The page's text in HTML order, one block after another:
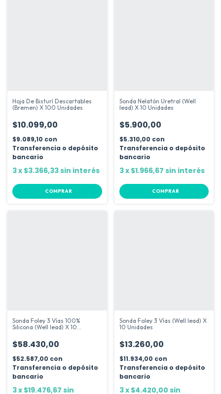
Hoja De Bisturí Descartables
(Bremen) X 100 Unidades
$10.099,00
$9.089,10 con
Transferencia o depósito
bancario
3x $3.366,33sin interés
COMPRAR
Sonda Nelatón Uretral (Well
lead) X 10 Unidades
$5.900,00
$5.310,00 con
Transferencia o depósito
bancario
3x $1.966,67 sin interés
COMPRAR
Sonda Foley 3 Vías 100%
Silicona (Well lead) X 10
$58.430,00
$52.587,00 con
Transferencia o depósito
bancario
3x $19.476,67 sin
Sonda Foley 3 Vías (Well lead) X
10 Unidades
$13.260,00
$11.934,00 con
Transferencia o depósito
bancario
3x $4.420,00 sin